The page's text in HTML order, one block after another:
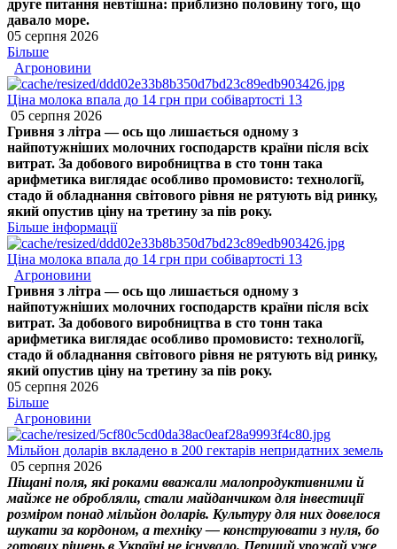
друге питання невтішна: приблизно половину того, що
давало море.
05 серпня 2026
Більше
Агроновини
Ціна молока впала до 14 грн при собівартості 13
05 серпня 2026
Гривня з літра — ось що лишається одному з
найпотужніших молочних господарств країни після всіх
витрат. За добового виробництва в сто тонн така
арифметика виглядає особливо промовисто: технології,
стадо й обладнання світового рівня не рятують від ринку,
який опустив ціну на третину за пів року.
Більше інформації
Ціна молока впала до 14 грн при собівартості 13
Агроновини
Гривня з літра — ось що лишається одному з
найпотужніших молочних господарств країни після всіх
витрат. За добового виробництва в сто тонн така
арифметика виглядає особливо промовисто: технології,
стадо й обладнання світового рівня не рятують від ринку,
який опустив ціну на третину за пів року.
05 серпня 2026
Більше
Агроновини
Мільйон доларів вкладено в 200 гектарів непридатних земель
05 серпня 2026
Піщані поля, які роками вважали малопродуктивними й
майже не обробляли, стали майданчиком для інвестиції
розміром понад мільйон доларів. Культуру для них довелося
шукати за кордоном, а техніку — конструювати з нуля, бо